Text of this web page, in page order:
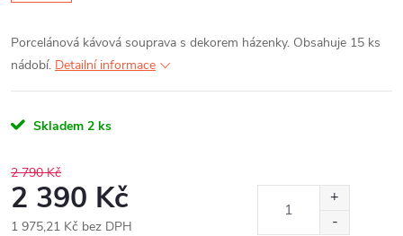
Porcelánová kávová souprava s dekorem házenky. Obsahuje 15 ks
nádobí. Detailní informace
Skladem 2 ks
2 790 Kč
2 390 Kč
1 975,21 Kč bez DPH